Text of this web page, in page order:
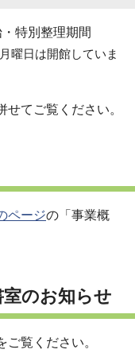
特別整理期間
曜日は開館していま
せてご覧ください。
ページの「事業概
のお知らせ
ご覧ください。